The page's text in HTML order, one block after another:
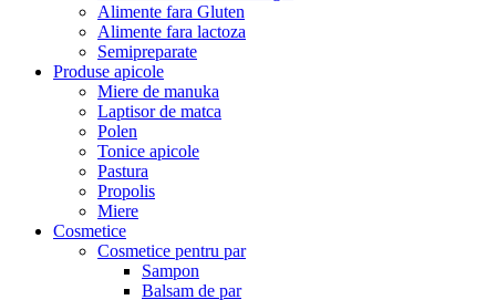
Alimente fara Gluten
Alimente fara lactoza
Semipreparate
Produse apicole
Miere de manuka
Laptisor de matca
Polen
Tonice apicole
Pastura
Propolis
Miere
Cosmetice
Cosmetice pentru par
Sampon
Balsam de par